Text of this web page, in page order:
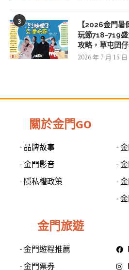
3
【2026金門暑
玩節718-719
攻略，草屯囝
2026 年 7 月 15 日
關於金門GO
- 品牌故事
- 金門影音
- 隱私權政策
-
-
-
-
金門旅遊
- 金門遊程推薦
- 金門票券